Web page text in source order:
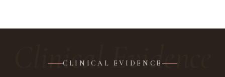
Clinical Evidence
CLINICAL EVIDENCE